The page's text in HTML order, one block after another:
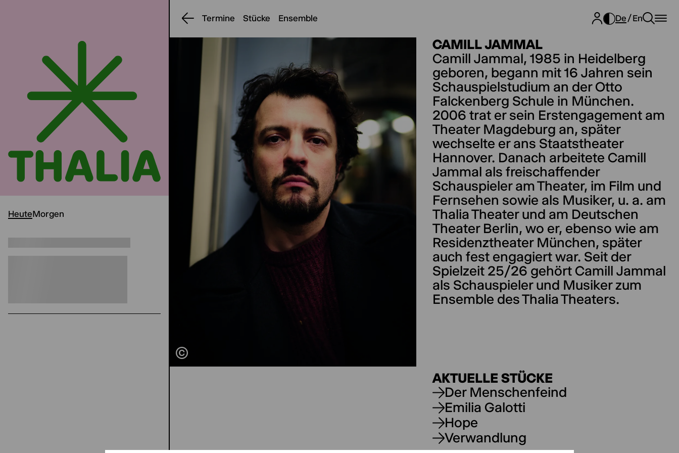
HeuteMorgen
Termine Stücke Ensemble De En
CAMILL JAMMAL
Camill Jammal, 1985 in Heidelberg
geboren, begann mit 16 Jahren sein
Schauspielstudium an der Otto
Falckenberg Schule in München.
2006 trat er sein Erstengagement am
Theater Magdeburg an, später
wechselte er ans Staatstheater
Hannover. Danach arbeitete Camill
Jammal als freischaffender
Schauspieler am Theater, im Film und
Fernsehen sowie als Musiker, u. a. am
Thalia Theater und am Deutschen
Theater Berlin, wo er, ebenso wie am
Residenztheater München, später
auch fest engagiert war. Seit der
Spielzeit 25/26 gehört Camill Jammal
als Schauspieler und Musiker zum
Ensemble des Thalia Theaters.
AKTUELLE STÜCKE
Der Menschenfeind
Emilia Galotti
Hope
Verwandlung